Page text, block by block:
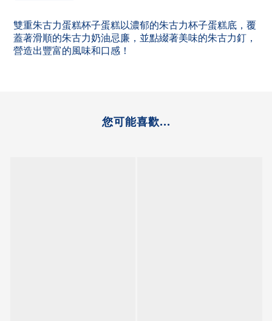
雙重朱古力蛋糕杯子蛋糕以濃郁的朱古力杯子蛋糕底，覆
蓋著滑順的朱古力奶油忌廉，並點綴著美味的朱古力釘，
營造出豐富的風味和口感！
您可能喜歡...